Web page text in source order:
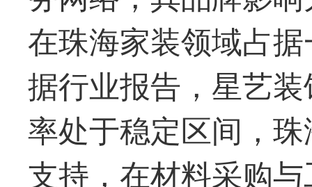
在珠海家装领域占
据行业报告，星艺
率处于稳定区间，
支持，在材料采购